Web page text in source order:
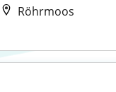
Röhrmoos